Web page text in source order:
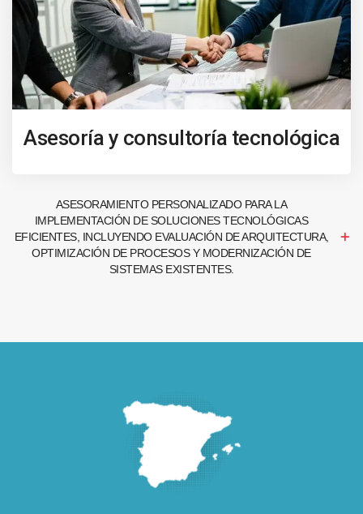
Asesoría y consultoría tecnológica
ASESORAMIENTO PERSONALIZADO PARA LA
IMPLEMENTACIÓN DE SOLUCIONES TECNOLÓGICAS
EFICIENTES, INCLUYENDO EVALUACIÓN DE ARQUITECTURA,
OPTIMIZACIÓN DE PROCESOS Y MODERNIZACIÓN DE
SISTEMAS EXISTENTES.